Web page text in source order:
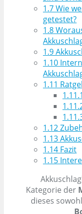
1.7Wie
getestet?
1.8
1.9
1.10
1.11
1.11.1
1.12
1.13
1.14 Fazit
1.15
Kategorie der
dieses